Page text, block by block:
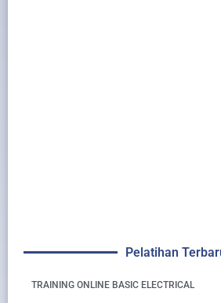
Pelatihan
TRAINING ONLINE BASIC ELECTRICAL